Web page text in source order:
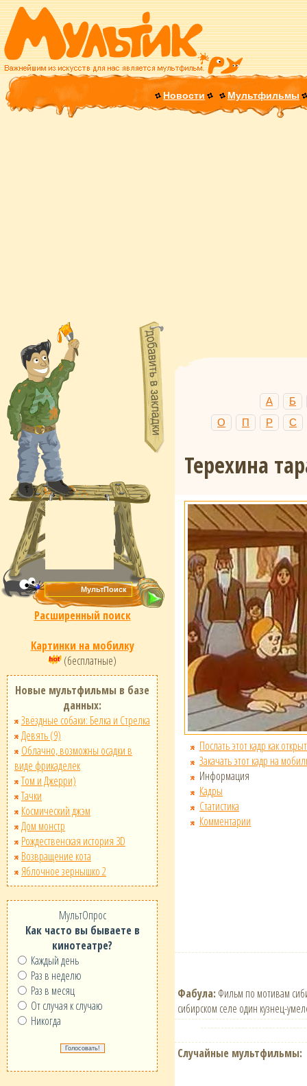
Новости Мультфильмы
Расширенный поиск
Картинки на мобилку
(бесплатные)
Новые мультфильмы в базе
данных:
Звёздные собаки: Белка и Стрелка
Девять (9)
Облачно, возможны осадки в
виде фрикаделек
Том и Джерри)
Тачки
Космический джэм
Дом монстр
Рождественская история 3D
Возвращение кота
Яблочное зернышко 2
МультОпрос
Как часто вы бываете в
кинотеатре?
Каждый день
Раз в неделю
Раз в месяц
От случая к случаю
Никогда
А
Б
О
П Р С
Терехина
Послать этот кадр как
Закачать этот кадр на
Информация
Кадры
Статистика
Комментарии
Фабула: Фильм по мотивам
сибирском селе один кузнец-
Случайные мультфильмы: